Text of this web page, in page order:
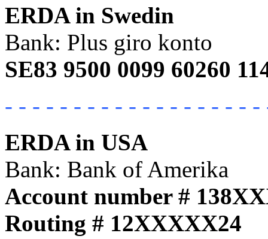
ERDA in Swedin
Bank: Plus giro konto
SE83 9500 0099 60260
- - - - - - - - - - - - - - - - - - -
ERDA in USA
Bank: Bank of Amerika
Account number #
Routing # 12XXXXX24